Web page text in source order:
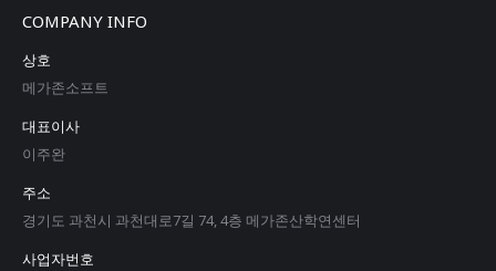
COMPANY INFO
상호
메가존소프트
대표이사
이주완
주소
경기도 과천시 과천대로7길 74, 4층 메가존산학연센터
사업자번호